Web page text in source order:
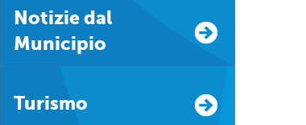
Notizie dal
Municipio
Turismo